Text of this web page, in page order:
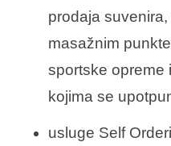
prodaja
masažnim
sportske opreme
kojima se
usluge Self